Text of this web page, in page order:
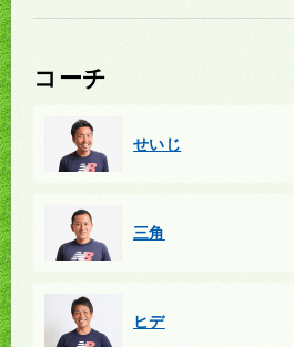
コーチ
せいじ
三角
ヒデ